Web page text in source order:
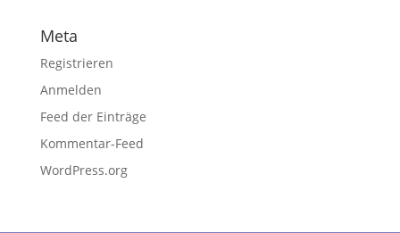
Meta
Registrieren
Anmelden
Feed der Einträge
Kommentar-Feed
WordPress.org